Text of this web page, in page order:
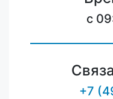
c
+7